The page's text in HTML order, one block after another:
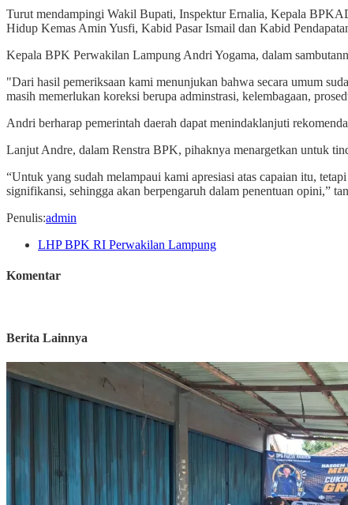
Turut mendampingi Wakil Bupati, Inspektur Ernalia, Kepala
Hidup Kemas Amin Yusfi, Kabid Pasar Ismail dan Kabid
Kepala BPK Perwakilan Lampung Andri Yogama, dalam
"Dari hasil pemeriksaan kami menunjukan bahwa secara umum
masih memerlukan koreksi berupa adminstrasi, kelembagaan,
Andri berharap pemerintah daerah dapat menindaklanjuti
Lanjut Andre, dalam Renstra BPK, pihaknya menargetkan untuk
“Untuk yang sudah melampaui kami apresiasi atas capaian itu,
signifikansi, sehingga akan berpengaruh dalam penentuan opini,”
Penulis:admin
LHP BPK RI Perwakilan Lampung
Komentar
Berita Lainnya